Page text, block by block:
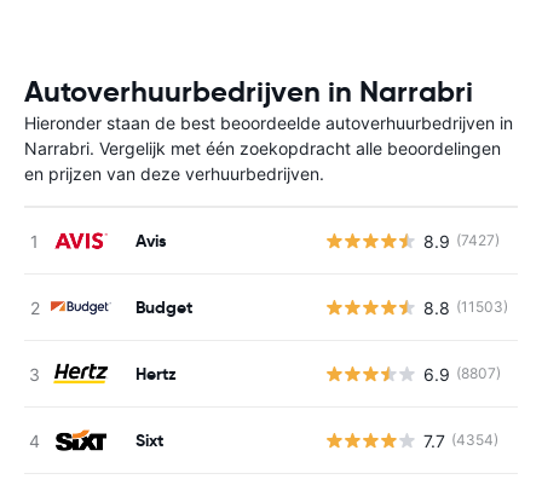
Autoverhuurbedrijven in Narrabri
Hieronder staan de best beoordeelde autoverhuurbedrijven in
Narrabri. Vergelijk met één zoekopdracht alle beoordelingen
en prijzen van deze verhuurbedrijven.
Avis 8.9 (7427)
Budget 8.8 (11503)
Hertz 6.9 (8807)
Sixt 7.7 (4354)